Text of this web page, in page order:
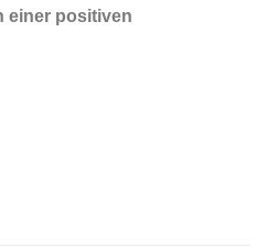
einer positiven